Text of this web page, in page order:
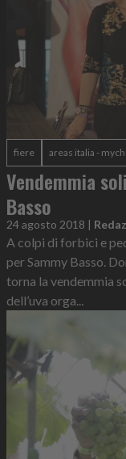
fiere areas italia -
Vendemmia
Basso
24 agosto 2018 |
A colpi di forbici e
per Sammy Basso.
torna la vendemmia
dell’uva orga...